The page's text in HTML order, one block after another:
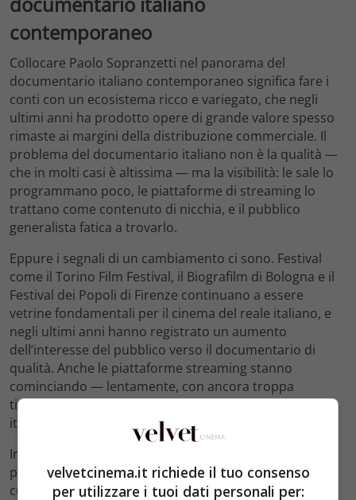
contemporaneo
Collocare Paolo Sopranzetti nel panorama del
documentario italiano contemporaneo significa fare i
conti con un ecosistema ricco e variegato, che negli
ultimi anni ha prodotto opere di grande valore spesso
rimaste ai margini della distribuzione commerciale. Il
problema del documentario italiano non è la qualità —
che in molti casi è altissima — ma la visibilità: le sale lo
programmano poco, le piattaforme di streaming lo
trattano come contenuto di nicchia, e il pubblico
generalista fatica a trovarlo.
Eppure i segnali di un cambiamento ci sono. Festival
come il Torino Film Festival, il Biografilm di Bologna e il
Festival dei Popoli di Firenze continuano a essere
vetrine fondamentali per il cinema del reale italiano, e
negli ultimi anni hanno registrato un aumento
dell’interesse del pubblico verso il documentario di
qualità. Anche le piattaforme streaming stanno
cominciando — lentamente, con ancora troppa
timidezza — a investire in contenuti documentaristici
italiani che vadano oltre il crime e il true crime.
In questo contesto, i registi che lavorano sul territorio
provinciale occupano una posizione particolare: sono i
custodi di storie che altrimenti andrebbero perdute, i
velvetcinema.it richiede il tuo consenso
per utilizzare i tuoi dati personali per: